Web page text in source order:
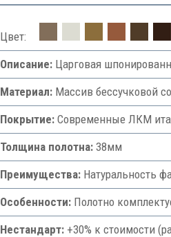
Цвет:
Описание:Царговая
Материал:Массив бессучковой
Покрытие:Современные ЛКМ
Толщина полотна:38мм
Преимущества:Натуральность
Особенности:Полотно
Нестандарт:+30% к стоимости